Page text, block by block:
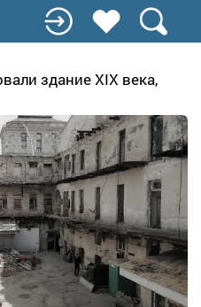
здание XIX века,